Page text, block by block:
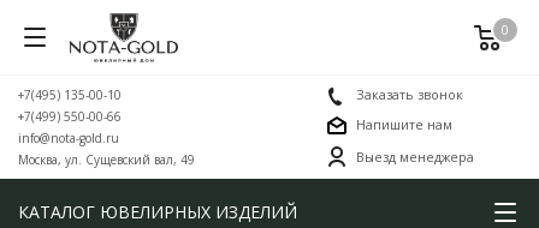
0
+7(495) 135-00-10
+7(499) 550-00-66
info@nota-gold.ru
Москва, ул. Сущевский вал, 49
Заказать звонок
Напишите нам
Выезд менеджера
КАТАЛОГ ЮВЕЛИРНЫХ ИЗДЕЛИЙ